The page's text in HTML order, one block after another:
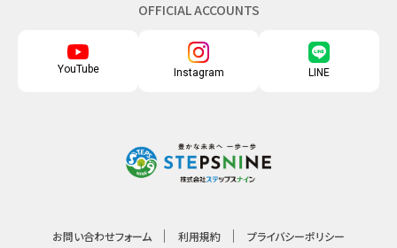
OFFICIAL ACCOUNTS
YouTube Instagram LINE
お問い合わせフォーム 利用規約 プライバシーポリシー